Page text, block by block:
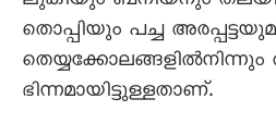
തൊപ്പിയും പച്ച
തെയ്യക്കോലങ്ങളിൽനിന്നും
ഭിന്നമായിട്ടുള്ളതാണ്.